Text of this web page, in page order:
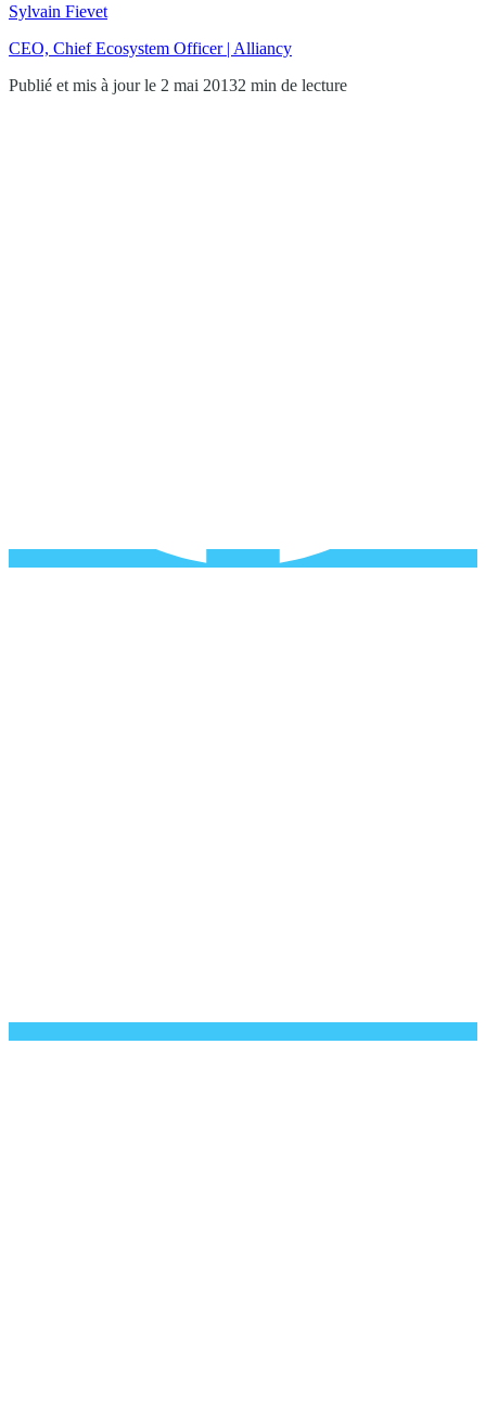
Sylvain Fievet
CEO, Chief Ecosystem Officer | Alliancy
Publié et mis à jour le 2 mai 20132 min de lecture